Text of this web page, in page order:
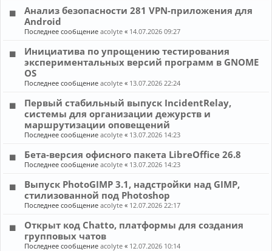
Анализ безопасности 281 VPN-приложения для
Android
Последнее сообщениеacolyte « 14.07.2026 09:27
Инициатива по упрощению тестирования
экспериментальных версий программ в GNOME
OS
Последнее сообщениеacolyte « 13.07.2026 22:24
Первый стабильный выпуск IncidentRelay,
системы для организации дежурств и
маршрутизации оповещений
Последнее сообщениеacolyte « 13.07.2026 14:23
Бета-версия офисного пакета LibreOffice 26.8
Последнее сообщениеacolyte « 13.07.2026 14:23
Выпуск PhotoGIMP 3.1, надстройки над GIMP,
стилизованной под Photoshop
Последнее сообщениеacolyte « 12.07.2026 22:17
Открыт код Chatto, платформы для создания
групповых чатов
Последнее сообщениеacolyte « 12.07.2026 10:14